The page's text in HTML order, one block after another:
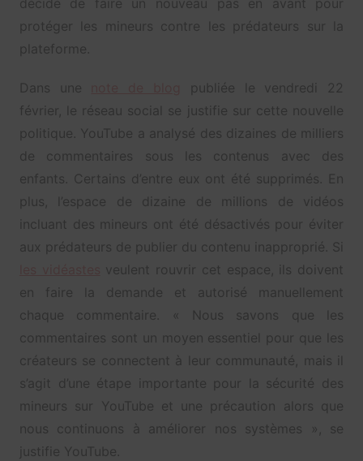
décidé de faire un nouveau pas en avant pour
protéger les mineurs contre les prédateurs sur la
plateforme.
Dans une
publiée le vendredi 22
février, le réseau social se justifie sur cette nouvelle
politique. YouTube a analysé des dizaines de milliers
de commentaires sous les contenus avec des
enfants. Certains d’entre eux ont été supprimés. En
plus, l’espace de dizaine de millions de vidéos
incluant des mineurs ont été désactivés pour éviter
aux prédateurs de publier du contenu inapproprié. Si
veulent rouvrir cet espace, ils doivent
en faire la demande et autorisé manuellement
chaque commentaire. « Nous savons que les
commentaires sont un moyen essentiel pour que les
créateurs se connectent à leur communauté, mais il
s’agit d’une étape importante pour la sécurité des
mineurs sur YouTube et une précaution alors que
nous continuons à améliorer nos systèmes », se
justifie YouTube.